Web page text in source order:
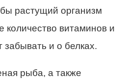
растущий организм
количество витаминов и
и о белках.
рыба, а также